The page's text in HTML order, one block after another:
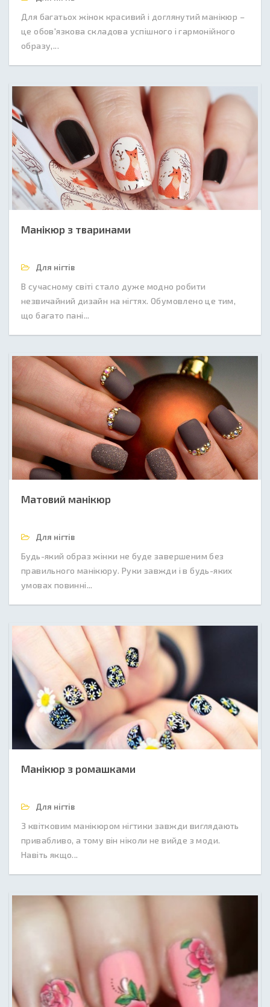
Для багатьох жінок красивий і доглянутий манікюр –
це обов'язкова складова успішного і гармонійного
образу,...
Манікюр з тваринами
Для нігтів
В сучасному світі стало дуже модно робити
незвичайний дизайн на нігтях. Обумовлено це тим,
що багато пані...
Матовий манікюр
Для нігтів
Будь-який образ жінки не буде завершеним без
правильного манікюру. Руки завжди і в будь-яких
умовах повинні...
Манікюр з ромашками
Для нігтів
З квітковим манікюром нігтики завжди виглядають
привабливо, а тому він ніколи не вийде з моди.
Навіть якщо...